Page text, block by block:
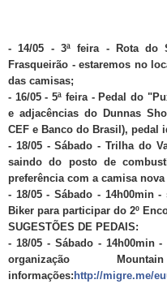
- 14/05 - 3ª feira - Rota do
Frasqueirão - estaremos no
das camisas;
- 16/05 - 5ª feira - Pedal do
e adjacências do Dunnas
CEF e Banco do Brasil), pedal
- 18/05 - Sábado - Trilha do
saindo do posto de
preferência com a camisa
- 18/05 - Sábado - 14h00min
Biker para participar do 2º
SUGESTÕES DE PEDAIS:
- 18/05 - Sábado - 14h00min
organização
informações:http://migre.me/